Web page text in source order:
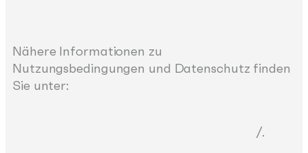
Nähere Informationen zu
Nutzungsbedingungen und Datenschutz finden
Sie unter:
/.